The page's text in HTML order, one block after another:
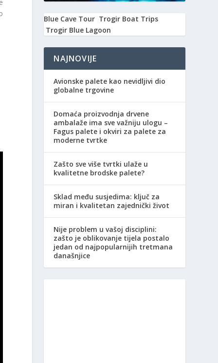
Blue Cave Tour Trogir Boat Trips
Trogir Blue Lagoon
NAJNOVIJE
Avionske palete kao nevidljivi dio
globalne trgovine
Domaća proizvodnja drvene
ambalaže ima sve važniju ulogu –
Fagus palete i okviri za palete za
moderne tvrtke
Zašto sve više tvrtki ulaže u
kvalitetne brodske palete?
Sklad među susjedima: ključ za
miran i kvalitetan zajednički život
Nije problem u vašoj disciplini:
zašto je oblikovanje tijela postalo
jedan od najpopularnijih tretmana
današnjice